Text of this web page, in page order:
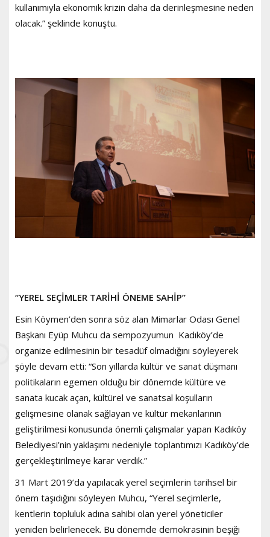
kullanımıyla ekonomik krizin daha da derinleşmesine neden
olacak.” şeklinde konuştu.
“YEREL SEÇİMLER TARİHİ ÖNEME SAHİP”
Esin Köymen’den sonra söz alan Mimarlar Odası Genel
Başkanı Eyüp Muhcu da sempozyumun Kadıköy’de
organize edilmesinin bir tesadüf olmadığını söyleyerek
şöyle devam etti: “Son yıllarda kültür ve sanat düşmanı
politikaların egemen olduğu bir dönemde kültüre ve
sanata kucak açan, kültürel ve sanatsal koşulların
gelişmesine olanak sağlayan ve kültür mekanlarının
geliştirilmesi konusunda önemli çalışmalar yapan Kadıköy
Belediyesi’nin yaklaşımı nedeniyle toplantımızı Kadıköy’de
gerçekleştirilmeye karar verdik.”
31 Mart 2019’da yapılacak yerel seçimlerin tarihsel bir
önem taşıdığını söyleyen Muhcu, “Yerel seçimlerle,
kentlerin topluluk adına sahibi olan yerel yöneticiler
yeniden belirlenecek. Bu dönemde demokrasinin beşiği